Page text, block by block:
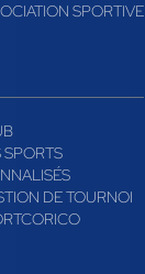
SPORTIVE
SPORTS
DE TOURNOI